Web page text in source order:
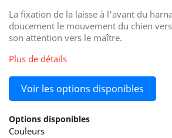
La fixation de la laisse à l'avant du
doucement le mouvement du chien
son attention vers le maître.
Plus de détails
Voir les options disponibles
Options disponibles
Couleurs